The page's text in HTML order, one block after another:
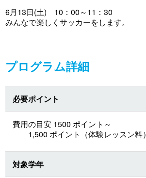
6月13日(土) 10：00～11：30
みんなで楽しくサッカーをします。
プログラム詳細
必要ポイント
費用の目安 1500 ポイント～
1,500 ポイント（体験レッスン料）
対象学年